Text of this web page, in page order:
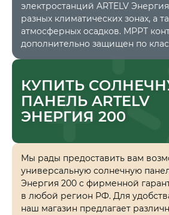
электростанций ARTELV
разных климатических зонах, а
атмосферных осадков. MPPT
дополнительно защищен по
КУПИТЬ
ПАНЕЛЬ ARTELV
ЭНЕРГИЯ 200
Мы рады предоставить вам
универсальную солнечную
Энергия 200 с фирменной
в любой регион РФ. Для
наш магазин предлагает